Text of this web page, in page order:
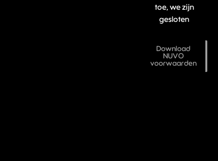
toe, we zijn
gesloten
Download
NUVO
voorwaarden